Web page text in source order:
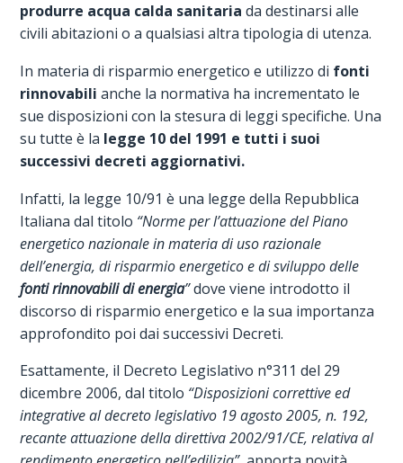
produrre acqua calda sanitaria da destinarsi alle
civili abitazioni o a qualsiasi altra tipologia di utenza.
In materia di risparmio energetico e utilizzo di fonti
rinnovabili anche la normativa ha incrementato le
sue disposizioni con la stesura di leggi specifiche. Una
su tutte è la legge 10 del 1991 e tutti i suoi
successivi decreti aggiornativi.
Infatti, la legge 10/91 è una legge della Repubblica
Italiana dal titolo “Norme per l’attuazione del Piano
energetico nazionale in materia di uso razionale
dell’energia, di risparmio energetico e di sviluppo delle
fonti rinnovabili di energia”dove viene introdotto il
discorso di risparmio energetico e la sua importanza
approfondito poi dai successivi Decreti.
Esattamente, il Decreto Legislativo n°311 del 29
dicembre 2006, dal titolo “Disposizioni correttive ed
integrative al decreto legislativo 19 agosto 2005, n. 192,
recante attuazione della direttiva 2002/91/CE, relativa al